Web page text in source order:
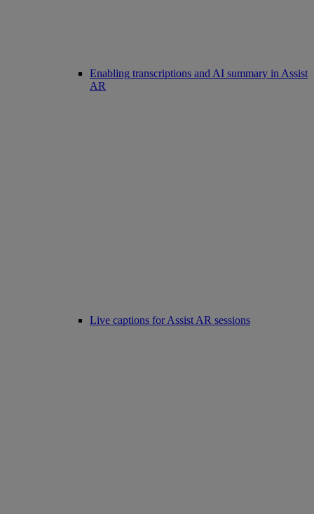
Enabling transcriptions and AI summary in Assist
AR
Live captions for Assist AR sessions